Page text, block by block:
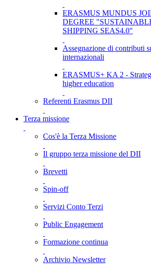
ERASMUS MUNDUS
DEGREE
SHIPPING SEAS4.0"
Assegnazione di contributi
internazionali
ERASMUS+ KA 2 -
higher education
Referenti Erasmus DII
Terza missione
Cos'è la Terza Missione
Il gruppo terza missione del DII
Brevetti
Spin-off
Servizi Conto Terzi
Public Engagement
Formazione continua
Archivio Newsletter